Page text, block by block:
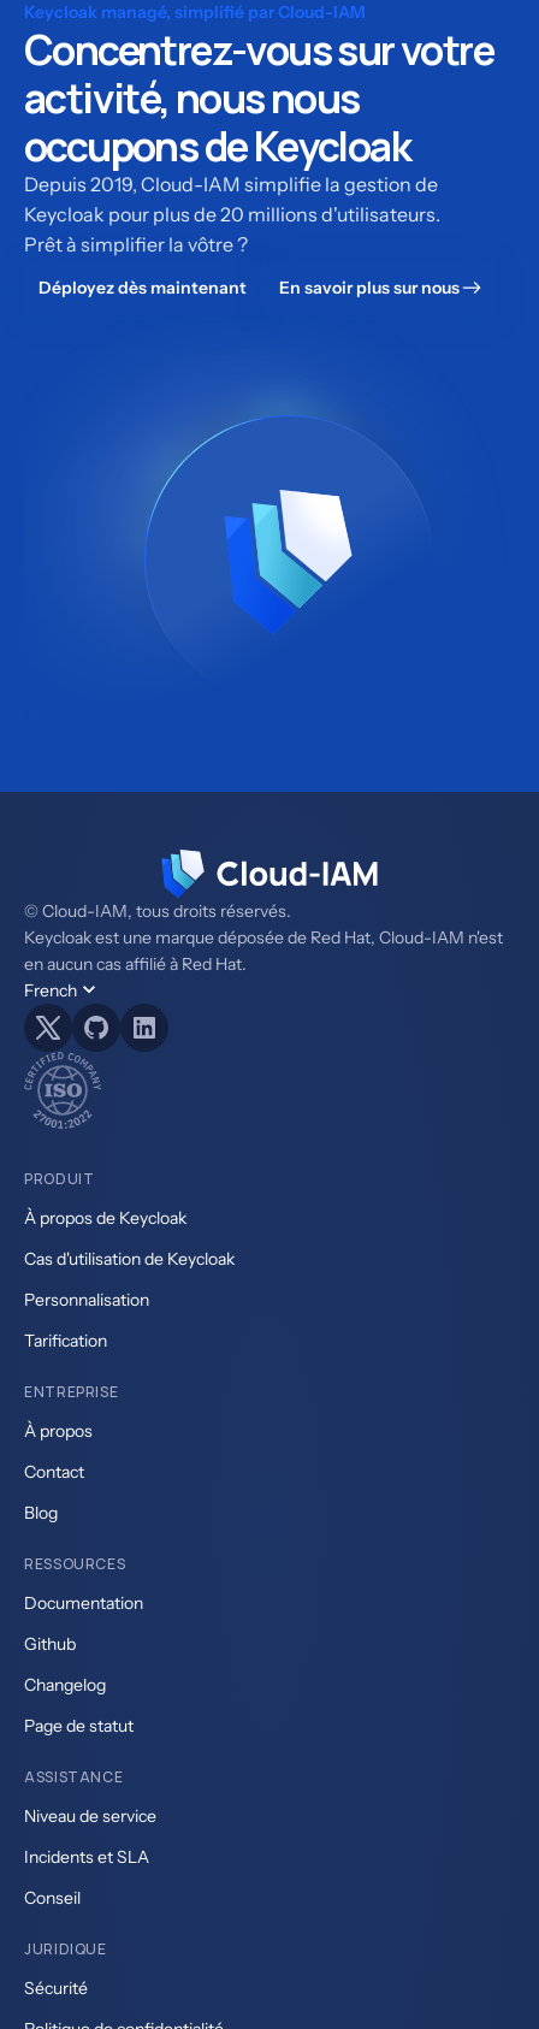
Keycloak managé, simplifié par Cloud-IAM
Concentrez-vous sur votre
activité, nous nous
occupons de Keycloak
Depuis 2019, Cloud-IAM simplifie la gestion de
Keycloak pour plus de 20 millions d'utilisateurs.
Prêt à simplifier la vôtre ?
Déployez dès maintenant En savoir plus sur nous
© Cloud-IAM, tous droits réservés.
Keycloak est une marque déposée de Red Hat, Cloud-IAM n'est
en aucun cas affilié à Red Hat.
French
PRODUIT
À propos de Keycloak
Cas d'utilisation de Keycloak
Personnalisation
Tarification
ENTREPRISE
À propos
Contact
Blog
RESSOURCES
Documentation
Github
Changelog
Page de statut
ASSISTANCE
Niveau de service
Incidents et SLA
Conseil
JURIDIQUE
Sécurité